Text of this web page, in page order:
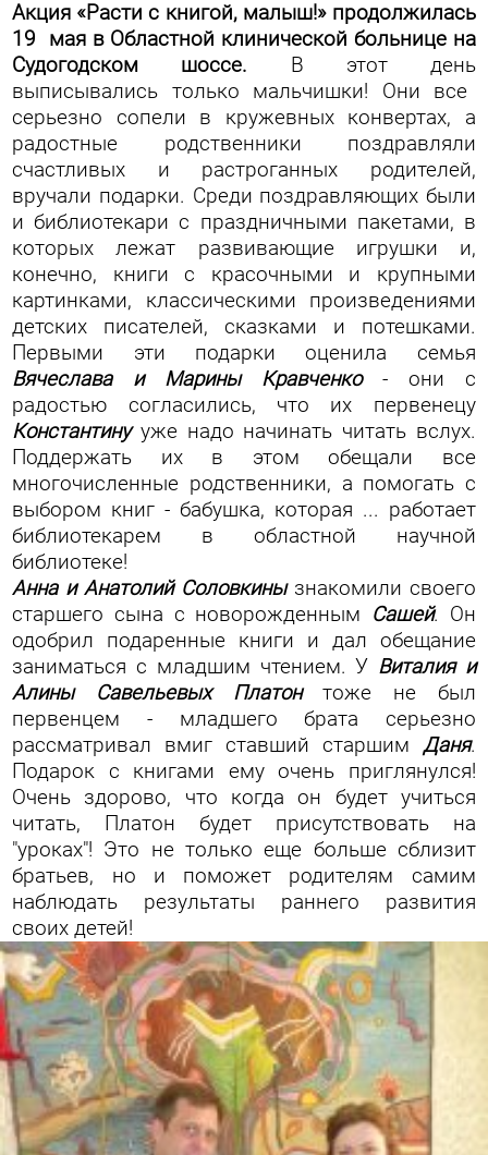
Акция «Расти с книгой, малыш!» продолжилась
19 мая в Областной клинической больнице на
Судогодском шоссе.
В этот день
выписывались только мальчишки! Они все
серьезно сопели в кружевных конвертах, а
радостные родственники поздравляли
счастливых и растроганных родителей,
вручали подарки. Среди поздравляющих были
и библиотекари с праздничными пакетами, в
которых лежат развивающие игрушки и,
конечно, книги с красочными и крупными
картинками, классическими произведениями
детских писателей, сказками и потешками.
Первыми эти подарки оценила семья
Вячеслава и Марины Кравченко- они с
радостью согласились, что их первенецу
Константину уже надо начинать читать вслух.
Поддержать их в этом обещали все
многочисленные родственники, а помогать с
выбором книг - бабушка, которая ... работает
библиотекарем в областной научной
библиотеке!
Анна и Анатолий Соловкинызнакомили своего
старшего сына с новорожденным Сашей. Он
одобрил подаренные книги и дал обещание
заниматься с младшим чтением. У Виталия и
Алины Савельевых Платонтоже не был
первенцем - младшего брата серьезно
рассматривал вмиг ставший старшим Даня.
Подарок с книгами ему очень приглянулся!
Очень здорово, что когда он будет учиться
читать, Платон будет присутствовать на
"уроках"! Это не только еще больше сблизит
братьев, но и поможет родителям самим
наблюдать результаты раннего развития
своих детей!